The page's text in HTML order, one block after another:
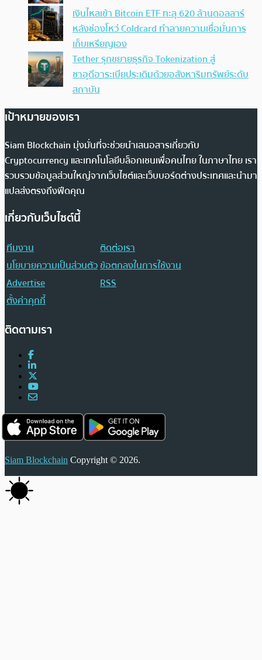
เงินไหลเข้า Bitcoin ETF ทะลุ 620 ล้านดอลลาร์
หลังช่องโหว่ Coldcard ทำลายความเชื่อมั่นการ
เก็บเหรียญเอง
Tether รุกขยายธุรกิจ Tokenization สู่
ซาอุดีอาระเบียประเดิมด้วยอสังหาริมทรัพย์ระดับ
สถาบัน
เป้าหมายของเรา
Siam Blockchain มุ่งมั่นที่จะช่วยนำเสนอสารเกี่ยวกับ
Cryptocurrency และเทคโนโลยีบล็อกเชนเพื่อคนไทย ในภาษาไทย เรา
รวบรวมข้อมูลส่วนใหญ่จากเว็บไซต์และเว็บบอร์ดต่างประเทศและนำมา
แปลส่งตรงถึงฟีดคุณ
เกี่ยวกับเว็บไซต์นี้
ทีมงาน
ติดต่อเรา
นโยบายความเป็นส่วนตัวข้อตกลงในการใช้งาน
Advertise
RSS
ตั้งค่าคุกกี้
ติดตามเรา
Siam Blockchain Copyright © 2026.